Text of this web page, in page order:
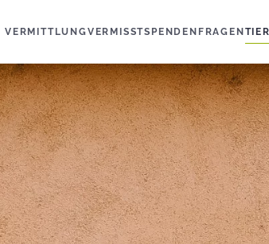
VERMITTLUNGVERMISSTSPENDEN FRAGEN